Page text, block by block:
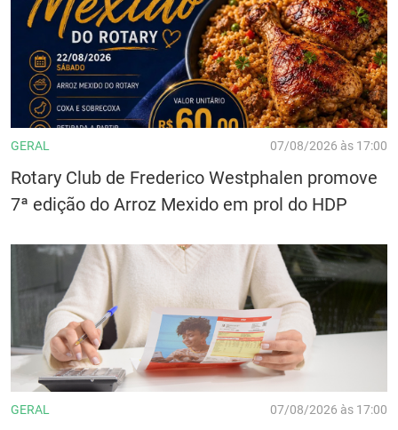
GERAL 07/08/2026 às 17:00
Rotary Club de Frederico Westphalen promove
7ª edição do Arroz Mexido em prol do HDP
GERAL 07/08/2026 às 17:00